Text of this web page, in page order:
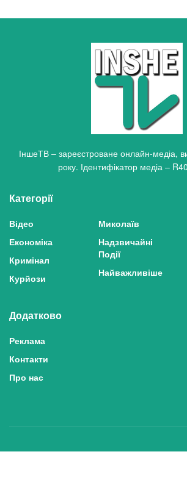
ІншеТВ – зареєстроване онлайн-медіа,
року. Ідентифікатор медіа –
Категорії
Відео
Економіка
Кримінал
Курйози
Миколаїв
Надзвичайні
Події
Найважливіше
Додатково
Реклама
Контакти
Про нас
Політика конфіденційності та захисту